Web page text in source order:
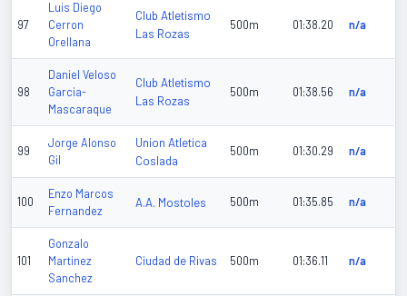
97
Luis Diego
Cerron
Orellana
Club Atletismo
Las Rozas
500m 01:38.20 n/a
98
Daniel Veloso
Garcia-
Mascaraque
Club Atletismo
Las Rozas
500m 01:38.56 n/a
99
Jorge Alonso
Gil
Union Atletica
Coslada
500m 01:30.29 n/a
100
Enzo Marcos
Fernandez
A.A. Mostoles 500m 01:35.85 n/a
101
Gonzalo
Martinez
Sanchez
Ciudad de Rivas 500m 01:36.11 n/a